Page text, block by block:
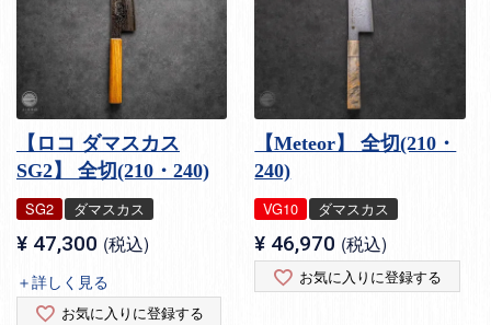
【ロコ ダマスカス
SG2】 全切(210・240)
SG2 ダマスカス
¥ 47,300 税込
＋詳しく見る
お気に入りに登録する
【Meteor】 全切(210・
240)
VG10 ダマスカス
¥ 46,970 税込
お気に入りに登録する